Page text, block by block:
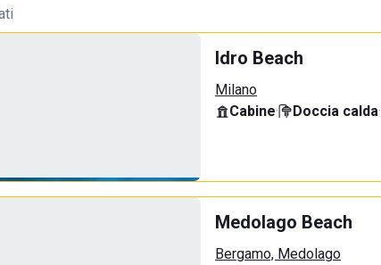
Idro Beach
Milano
Cabine· Doccia calda·
Medolago Beach
Bergamo, Medolago